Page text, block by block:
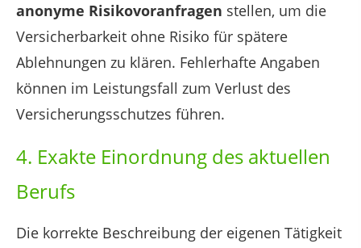
anonyme Risikovoranfragen stellen, um die
Versicherbarkeit ohne Risiko für spätere
Ablehnungen zu klären. Fehlerhafte Angaben
können im Leistungsfall zum Verlust des
Versicherungsschutzes führen.
4. Exakte Einordnung des aktuellen
Berufs
Die korrekte Beschreibung der eigenen Tätigkeit